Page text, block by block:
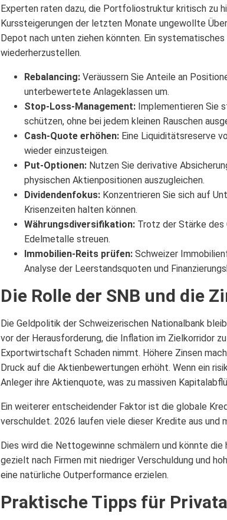
Experten raten dazu, die Portfoliostruktur kritisch zu
Kurssteigerungen der letzten Monate ungewollte
Depot nach unten ziehen könnten. Ein
wiederherzustellen.
Rebalancing: Veräussern Sie Anteile an
unterbewertete Anlageklassen um.
Stop-Loss-Management: Implementieren Sie
schützen, ohne bei jedem kleinen Rauschen
Cash-Quote erhöhen: Eine Liquiditätsreserve
wieder einzusteigen.
Put-Optionen: Nutzen Sie derivative
physischen Aktienpositionen auszugleichen.
Dividendenfokus: Konzentrieren Sie sich auf
Krisenzeiten halten können.
Währungsdiversifikation: Trotz der Stärke des
Edelmetalle streuen.
Immobilien-Reits prüfen: Schweizer
Analyse der Leerstandsquoten und
Die Rolle der SNB und die
Die Geldpolitik der Schweizerischen Nationalbank
vor der Herausforderung, die Inflation im Zielkorridor
Exportwirtschaft Schaden nimmt. Höhere Zinsen
Druck auf die Aktienbewertungen erhöht. Wenn ein
Anleger ihre Aktienquote, was zu massiven
Ein weiterer entscheidender Faktor ist die globale
verschuldet. 2026 laufen viele dieser Kredite aus und
Dies wird die Nettogewinne schmälern und könnte
gezielt nach Firmen mit niedriger Verschuldung und
eine natürliche Outperformance erzielen.
Praktische Tipps für